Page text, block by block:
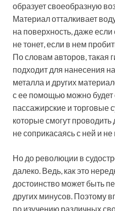
образует своеобразную
Материал отталкивает
на поверхность, даже если
не тонет, если в нем
По словам авторов, такая
подходит для нанесения
металла и других
с ее помощью можно
пассажирские и торговые
которые смогут
не соприкасаясь с ней и не
Но до революции в
далеко. Ведь, как это
достоинство может быть
других минусов. Поэтому
по изучению различных